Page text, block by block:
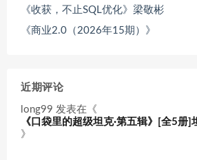
《收获，不止SQL优化》梁敬彬
《商业2.0（2026年15期）》
近期评论
long99 发表在《
《口袋里的超级坦克·第五辑》[全5册]
》